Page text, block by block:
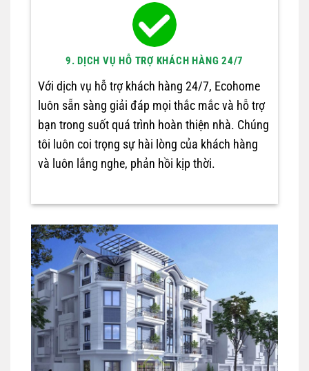
9. DỊCH VỤ HỖ TRỢ KHÁCH HÀNG 24/7
Với dịch vụ hỗ trợ khách hàng 24/7, Ecohome
luôn sẵn sàng giải đáp mọi thắc mắc và hỗ trợ
bạn trong suốt quá trình hoàn thiện nhà. Chúng
tôi luôn coi trọng sự hài lòng của khách hàng
và luôn lắng nghe, phản hồi kịp thời.